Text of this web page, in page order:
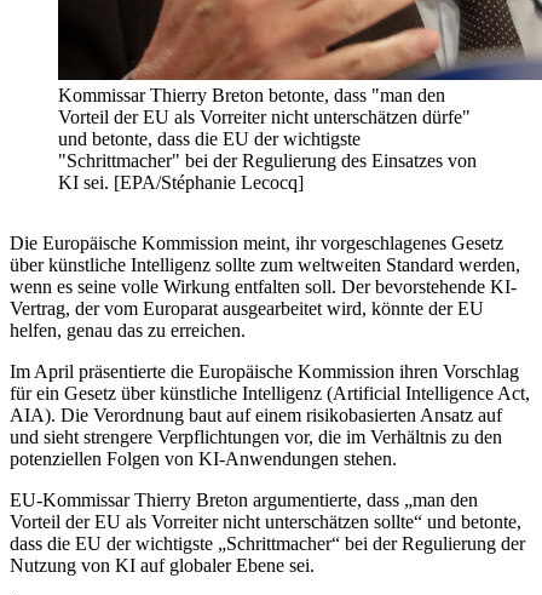
Kommissar Thierry Breton betonte, dass "man den
Vorteil der EU als Vorreiter nicht unterschätzen dürfe"
und betonte, dass die EU der wichtigste
"Schrittmacher" bei der Regulierung des Einsatzes von
KI sei. [EPA/Stéphanie Lecocq]
Die Europäische Kommission meint, ihr vorgeschlagenes Gesetz
über künstliche Intelligenz sollte zum weltweiten Standard werden,
wenn es seine volle Wirkung entfalten soll. Der bevorstehende KI-
Vertrag, der vom Europarat ausgearbeitet wird, könnte der EU
helfen, genau das zu erreichen.
Im April präsentierte die Europäische Kommission ihren Vorschlag
für ein Gesetz über künstliche Intelligenz (Artificial Intelligence Act,
AIA). Die Verordnung baut auf einem risikobasierten Ansatz auf
und sieht strengere Verpflichtungen vor, die im Verhältnis zu den
potenziellen Folgen von KI-Anwendungen stehen.
EU-Kommissar Thierry Breton argumentierte, dass „man den
Vorteil der EU als Vorreiter nicht unterschätzen sollte“ und betonte,
dass die EU der wichtigste „Schrittmacher“ bei der Regulierung der
Nutzung von KI auf globaler Ebene sei.